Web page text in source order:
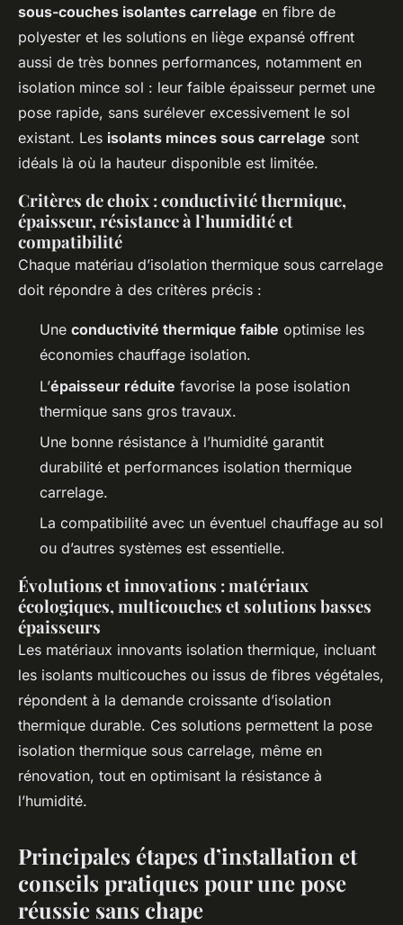
sous-couches isolantes carrelage en fibre de
polyester et les solutions en liège expansé offrent
aussi de très bonnes performances, notamment en
isolation mince sol : leur faible épaisseur permet une
pose rapide, sans surélever excessivement le sol
existant. Les isolants minces sous carrelage sont
idéals là où la hauteur disponible est limitée.
Critères de choix : conductivité thermique,
épaisseur, résistance à l’humidité et
compatibilité
Chaque matériau d’isolation thermique sous carrelage
doit répondre à des critères précis :
Une conductivité thermique faible optimise les
économies chauffage isolation.
L’épaisseur réduite favorise la pose isolation
thermique sans gros travaux.
Une bonne résistance à l’humidité garantit
durabilité et performances isolation thermique
carrelage.
La compatibilité avec un éventuel chauffage au sol
ou d’autres systèmes est essentielle.
Évolutions et innovations : matériaux
écologiques, multicouches et solutions basses
épaisseurs
Les matériaux innovants isolation thermique, incluant
les isolants multicouches ou issus de fibres végétales,
répondent à la demande croissante d’isolation
thermique durable. Ces solutions permettent la pose
isolation thermique sous carrelage, même en
rénovation, tout en optimisant la résistance à
l’humidité.
Principales étapes d’installation et
conseils pratiques pour une pose
réussie sans chape